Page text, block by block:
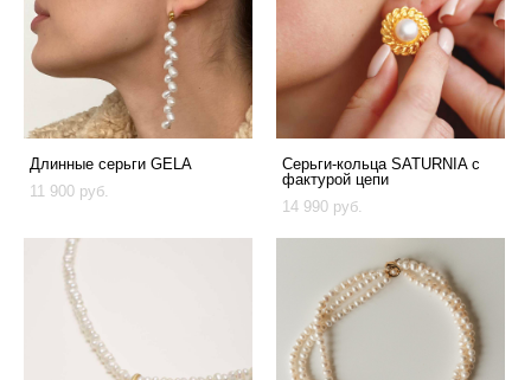
Длинные серьги GELA
11 900 pуб.
Серьги-кольца SATURNIA с
фактурой цепи
14 990 pуб.